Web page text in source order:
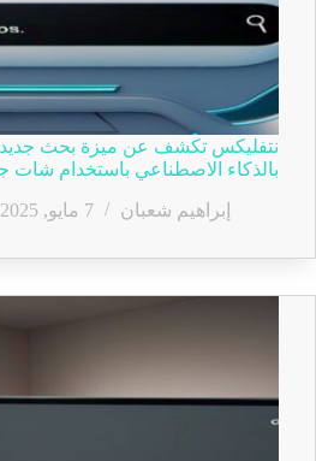
نتفليكس تكشف عن ميزة بحث
بالذكاء الاصطناعي باستخدام
إبراهيم شعبان
7 مايو, 2025